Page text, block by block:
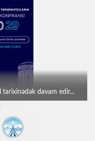
davam edir...